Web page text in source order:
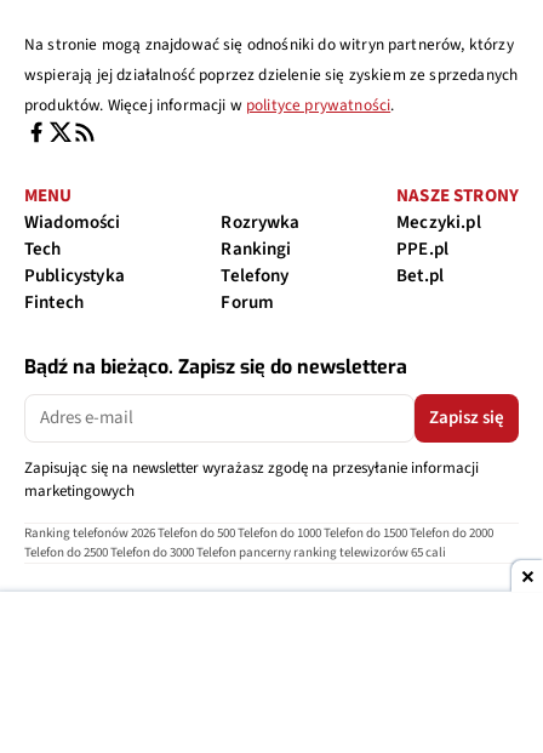
Na stronie mogą znajdować się odnośniki do witryn partnerów, którzy
wspierają jej działalność poprzez dzielenie się zyskiem ze sprzedanych
produktów. Więcej informacji w polityce prywatności.
MENU
Wiadomości
Tech
Publicystyka
Fintech
Rozrywka
Rankingi
Telefony
Forum
NASZE STRONY
Meczyki.pl
PPE.pl
Bet.pl
Bądź na bieżąco. Zapisz się do newslettera
Zapisz się
Zapisując się na newsletter wyrażasz zgodę na przesyłanie informacji
marketingowych
Ranking telefonów 2026Telefon do 500Telefon do 1000Telefon do 1500Telefon do 2000
Telefon do 2500Telefon do 3000Telefon pancerny ranking telewizorów 65 cali